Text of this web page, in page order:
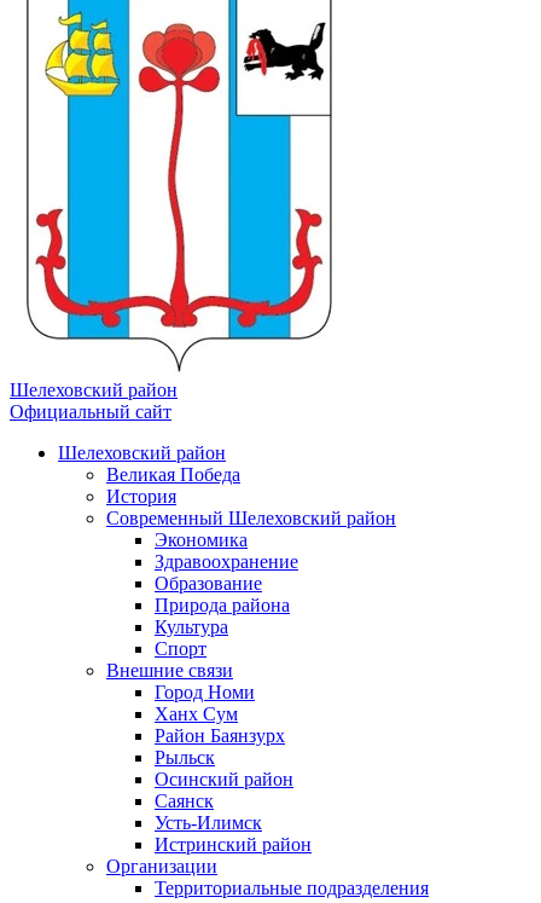
Шелеховский район
Официальный сайт
Шелеховский район
Великая Победа
История
Современный Шелеховский район
Экономика
Здравоохранение
Образование
Природа района
Культура
Спорт
Внешние связи
Город Номи
Ханх Сум
Район Баянзурх
Рыльск
Осинский район
Саянск
Усть-Илимск
Истринский район
Организации
Территориальные подразделения